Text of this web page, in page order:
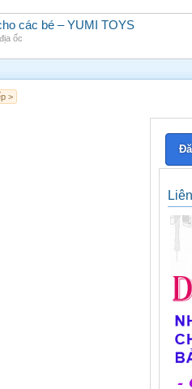
các bé – YUMI TOYS
ốc
>